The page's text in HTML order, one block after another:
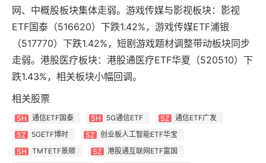
网、中概股板块集体走弱。游戏传媒与影视板块：影视
ETF国泰（516620）下跌1.42%，游戏传媒ETF浦银
（517770）下跌1.42%，短剧游戏题材调整带动板块同步
走弱。港股医疗板块：港股通医疗ETF华夏（520510）下
跌1.43%，相关板块小幅回调。
相关股票
SH 通信ETF国泰 SH 5G通信ETF SZ
通信ETF广发
SZ
5GETF博时 SZ
创业板人工智能ETF华宝
SH
TMTETF景顺 SZ 港股通互联网ETF富国